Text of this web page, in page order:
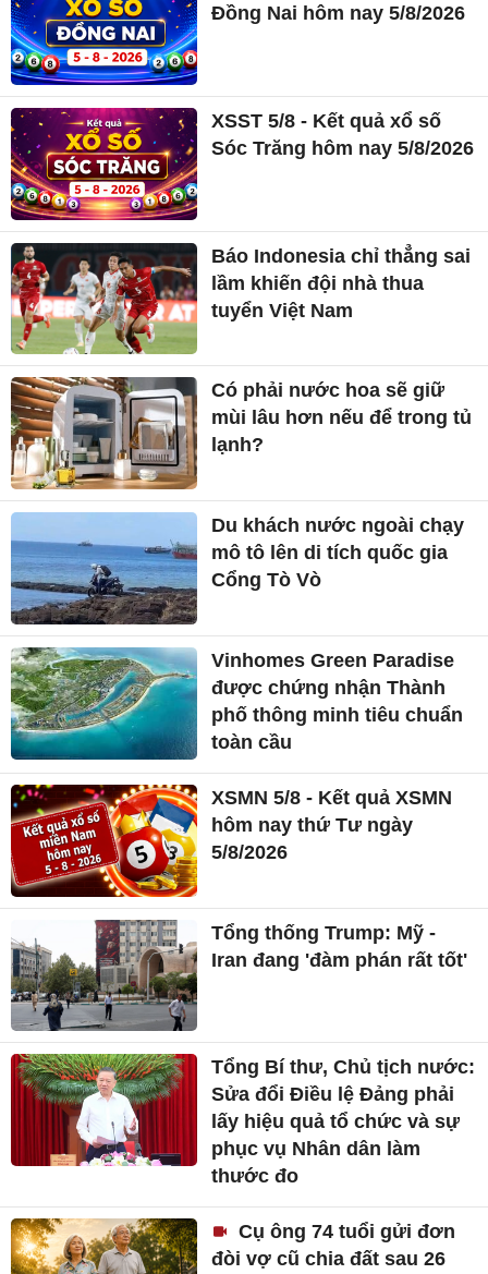
Đồng Nai hôm nay 5/8/2026
XSST 5/8 - Kết quả xổ số
Sóc Trăng hôm nay 5/8/2026
Báo Indonesia chỉ thẳng sai
lầm khiến đội nhà thua
tuyển Việt Nam
Có phải nước hoa sẽ giữ
mùi lâu hơn nếu để trong tủ
lạnh?
Du khách nước ngoài chạy
mô tô lên di tích quốc gia
Cổng Tò Vò
Vinhomes Green Paradise
được chứng nhận Thành
phố thông minh tiêu chuẩn
toàn cầu
XSMN 5/8 - Kết quả XSMN
hôm nay thứ Tư ngày
5/8/2026
Tổng thống Trump: Mỹ -
Iran đang 'đàm phán rất tốt'
Tổng Bí thư, Chủ tịch nước:
Sửa đổi Điều lệ Đảng phải
lấy hiệu quả tổ chức và sự
phục vụ Nhân dân làm
thước đo
Cụ ông 74 tuổi gửi đơn
đòi vợ cũ chia đất sau 26